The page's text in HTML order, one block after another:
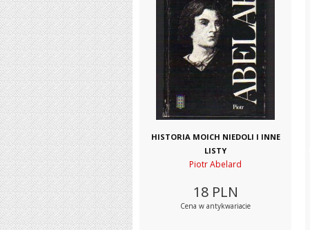
HISTORIA MOICH NIEDOLI I INNE
LISTY
Piotr Abelard
18 PLN
Cena w antykwariacie